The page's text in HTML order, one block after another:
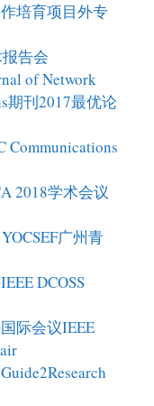
培育项目外专
告会
of Network
期刊2017最优论
Communications
2018学术会议
广州青
DCOSS
际会议IEEE